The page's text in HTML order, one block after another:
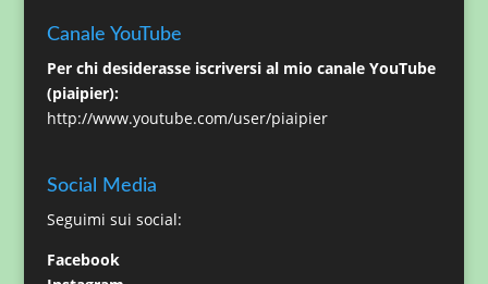
Canale YouTube
Per chi desiderasse iscriversi al mio canale YouTube
(piaipier):
http://www.youtube.com/user/piaipier
Social Media
Seguimi sui social:
Facebook